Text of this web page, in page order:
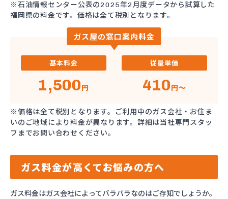
※石油情報センター公表の2025年2月度データから試算した
福岡県の料金です。価格は全て税別となります。
ガス屋の窓口案内料金
基本料金
1,500円
従量単価
410円～
※価格は全て税別となります。ご利用中のガス会社・お住ま
いのご地域により料金が異なります。詳細は当社専門スタッ
フまでお問い合わせください。
ガス料金が高くてお悩みの方へ
ガス料金はガス会社によってバラバラなのはご存知でしょうか。